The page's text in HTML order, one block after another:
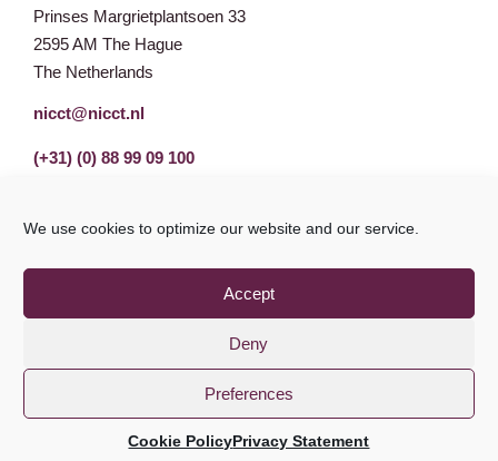
We use cookies to optimize our website and our service.
Accept
Deny
Preferences
Cookie PolicyPrivacy Statement
Prinses Margrietplantsoen 33
2595 AM The Hague
The Netherlands
nicct@nicct.nl
(+31) (0) 88 99 09 100
Privacy StatementGDPR
Disclaimer
© NICCT 2021